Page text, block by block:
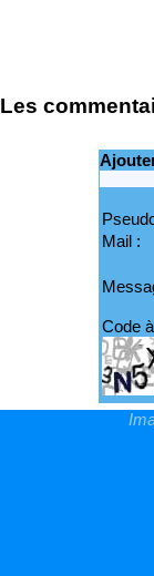
Les
Mail :
Code